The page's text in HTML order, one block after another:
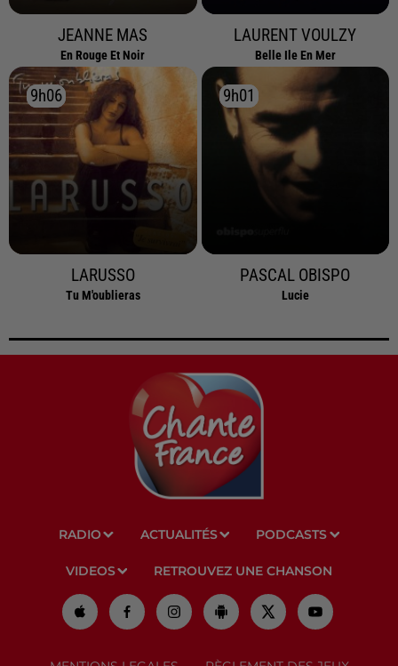
JEANNE MAS
En Rouge Et Noir
LAURENT VOULZY
Belle Ile En Mer
9h06
9h06
LARUSSO
Tu M'oublieras
9h01
9h01
PASCAL OBISPO
Lucie
RADIO ACTUALITÉS PODCASTS
VIDEOS RETROUVEZ UNE CHANSON